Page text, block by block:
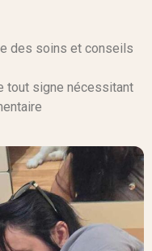
des soins et conseils
tout signe nécessitant